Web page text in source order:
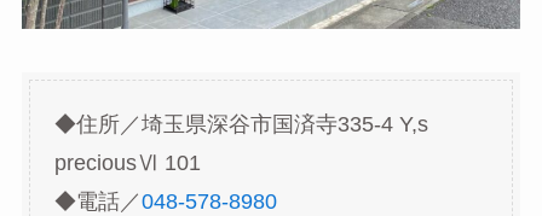
◆住所／埼玉県深谷市国済寺335-4 Y,s
preciousⅥ 101
◆電話／048-578-8980